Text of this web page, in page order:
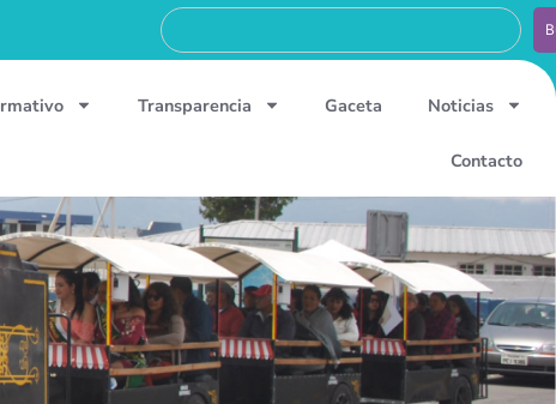
Transparencia Gaceta Noticias
Contacto